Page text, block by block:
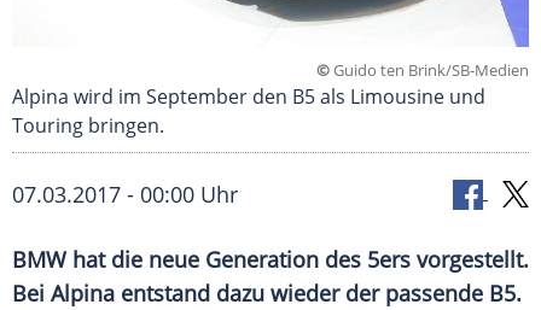
©Guido ten Brink/SB-Medien
Alpina wird im September den B5 als Limousine und
Touring bringen.
07.03.2017 - 00:00 Uhr
BMW hat die neue Generation des 5ers vorgestellt.
Bei Alpina entstand dazu wieder der passende B5.